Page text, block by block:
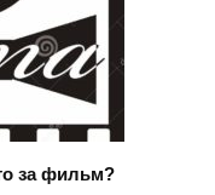
за фильм?